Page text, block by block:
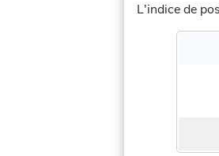
L'indice de